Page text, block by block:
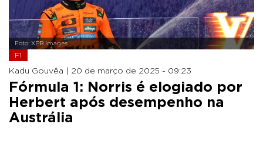
Foto: XPB Images
F1
Kadu Gouvêa | 20 de março de 2025 - 09:23
Fórmula 1: Norris é elogiado por
Herbert após desempenho na
Austrália